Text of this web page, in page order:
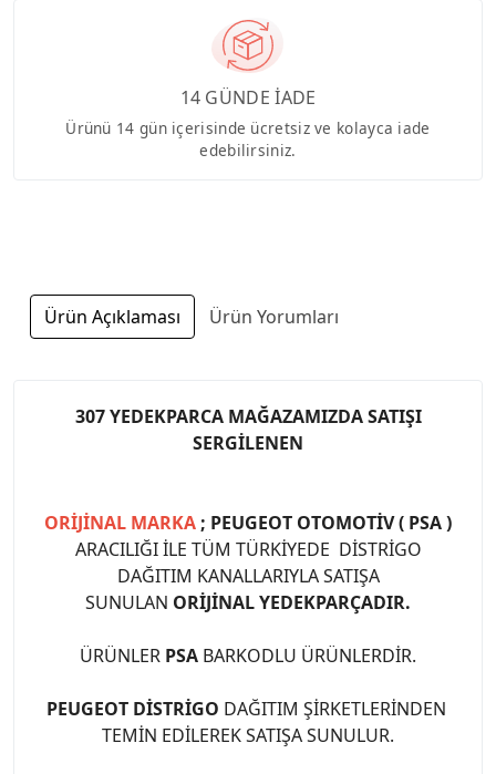
14 GÜNDE İADE
Ürünü 14 gün içerisinde ücretsiz ve kolayca iade
edebilirsiniz.
Ürün Açıklaması Ürün Yorumları
307 YEDEKPARCA MAĞAZAMIZDA SATIŞI
SERGİLENEN
ORİJİNAL MARKA ; PEUGEOT OTOMOTİV ( PSA )
ARACILIĞI İLE TÜM TÜRKİYEDE DİSTRİGO
DAĞITIM KANALLARIYLA SATIŞA
SUNULAN ORİJİNAL YEDEKPARÇADIR.
ÜRÜNLER PSA BARKODLU ÜRÜNLERDİR.
PEUGEOT DİSTRİGO DAĞITIM ŞİRKETLERİNDEN
TEMİN EDİLEREK SATIŞA SUNULUR.